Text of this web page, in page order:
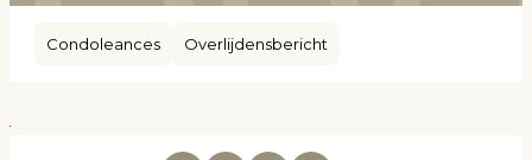
Condoleances Overlijdensbericht